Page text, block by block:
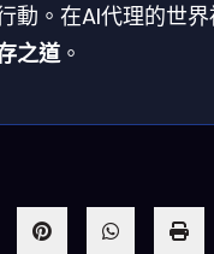
動。在AI代理的世
之道。